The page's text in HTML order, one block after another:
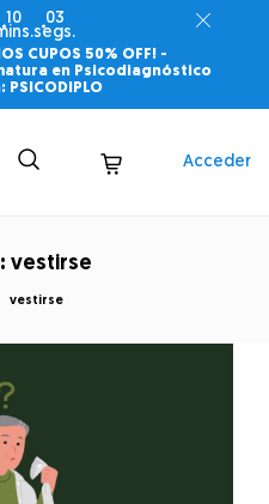
10
03
segs.
CUPOS 50% OFF! -
en Psicodiagnóstico
PSICODIPLO
Acceder
vestirse
vestirse